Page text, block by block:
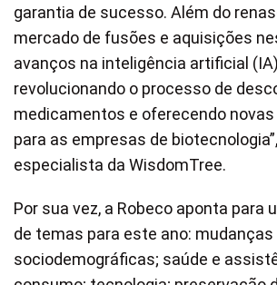
garantia de sucesso. Além do
mercado de fusões e aquisições
avanços na inteligência artificial
revolucionando o processo de
medicamentos e oferecendo
para as empresas de
especialista da WisdomTree.
Por sua vez, a Robeco aponta para
de temas para este ano: mudanças
sociodemográficas; saúde e